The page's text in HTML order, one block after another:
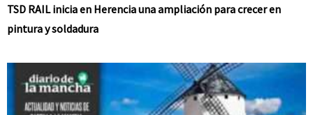
TSD RAIL inicia en Herencia una ampliación para crecer en
pintura y soldadura